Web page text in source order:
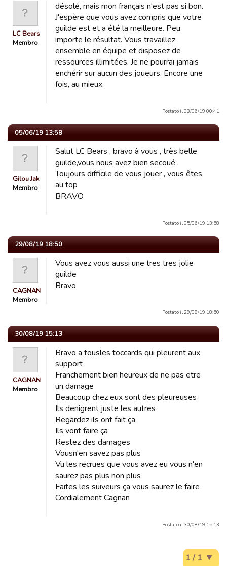
LC Bears
Membro
désolé, mais mon français n'est pas si bon.
J'espère que vous avez compris que votre
guilde est et a été la meilleure. Peu
importe le résultat. Vous travaillez
ensemble en équipe et disposez de
ressources illimitées. Je ne pourrai jamais
enchérir sur aucun des joueurs. Encore une
fois, au mieux.
Postato il 03/06/19 00:41
05/06/19 13:58
Gilou Jak
Membro
Salut LC Bears , bravo à vous , très belle
guilde,vous nous avez bien secoué .
Toujours difficile de vous jouer , vous êtes
au top
BRAVO
Postato il 05/06/19 13:58
29/08/19 18:50
CAGNAN
Membro
Vous avez vous aussi une tres tres jolie
guilde
Bravo
Postato il 29/08/19 18:50
30/08/19 15:13
CAGNAN
Membro
Bravo a tousles toccards qui pleurent aux
support
Franchement bien heureux de ne pas etre
un damage
Beaucoup chez eux sont des pleureuses
Ils denigrent juste les autres
Regardez ils ont fait ça
Ils vont faire ça
Restez des damages
Vousn'en savez pas plus
Vu les recrues que vous avez eu vous n'en
saurez pas plus non plus
Faites les suiveurs ça vous saurez le faire
Cordialement Cagnan
Postato il 30/08/19 15:13
1 / 1